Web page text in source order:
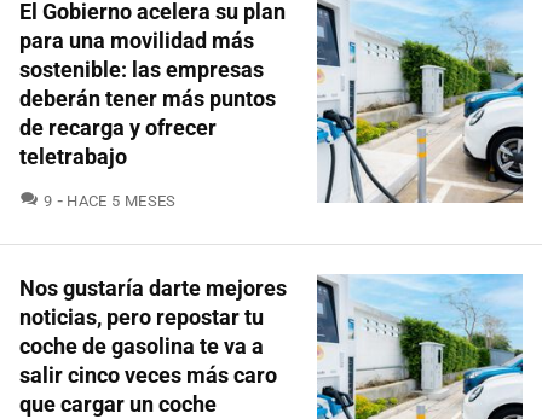
El Gobierno acelera su plan
para una movilidad más
sostenible: las empresas
deberán tener más puntos
de recarga y ofrecer
teletrabajo
9 COMENTARIOS
HACE 5 MESES
Nos gustaría darte mejores
noticias, pero repostar tu
coche de gasolina te va a
salir cinco veces más caro
que cargar un coche